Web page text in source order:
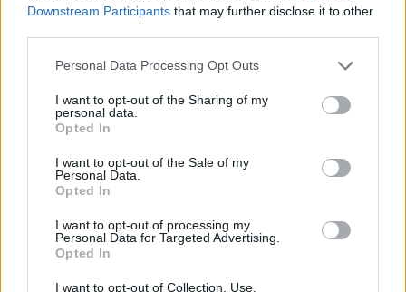
Downstream Participants that may further disclose it to other
Please note that this website/app uses one or more Google
not limited to your visit or usage behaviour. You may click to
grant or deny consent to Google and its third-party tags to
use your data for below specified purposes in below Google
consent section.
Personal Data Processing Opt Outs
I want to opt-out of the Sharing of my
personal data.
Opted In
I want to opt-out of the Sale of my
Personal Data.
Opted In
I want to opt-out of processing my
Personal Data for Targeted Advertising.
Opted In
I want to opt-out of Collection, Use,